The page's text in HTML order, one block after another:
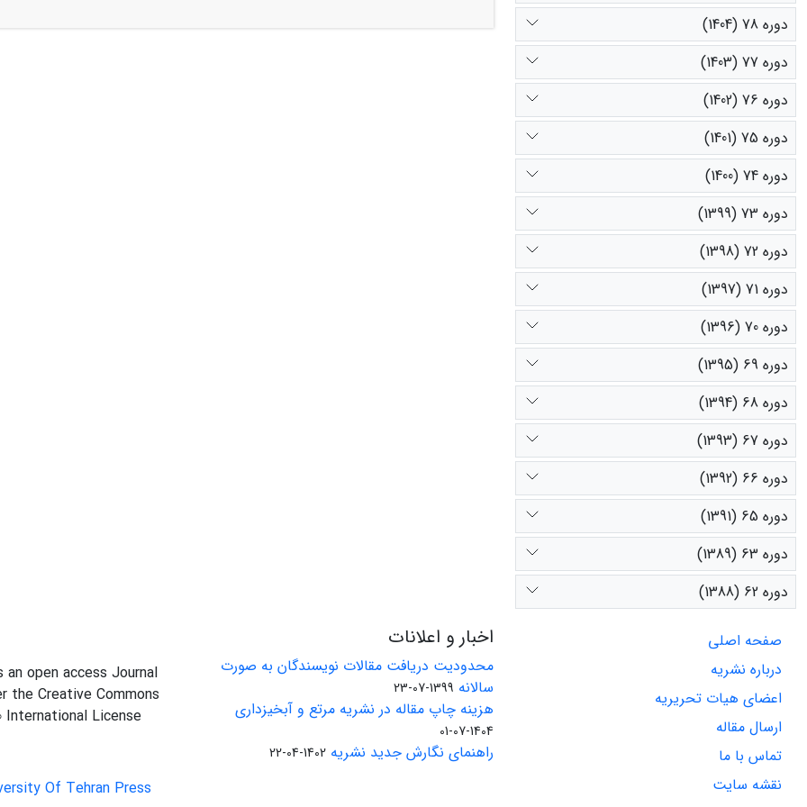
دوره 78 (1404)
دوره 77 (1403)
دوره 76 (1402)
دوره 75 (1401)
دوره 74 (1400)
دوره 73 (1399)
دوره 72 (1398)
دوره 71 (1397)
دوره 70 (1396)
دوره 69 (1395)
دوره 68 (1394)
دوره 67 (1393)
دوره 66 (1392)
دوره 65 (1391)
دوره 63 (1389)
دوره 62 (1388)
صفحه اصلی
درباره نشریه
اعضای هیات تحریریه
ارسال مقاله
تماس با ما
نقشه سایت
اخبار و اعلانات
محدودیت دریافت مقالات نویسندگان به صورت
سالانه 1399-07-23
هزینه چاپ مقاله در نشریه مرتع و آبخیزداری
1404-07-01
راهنمای نگارش جدید نشریه 1402-04-22
an open access Journal
the Creative Commons
License
Of Tehran Press